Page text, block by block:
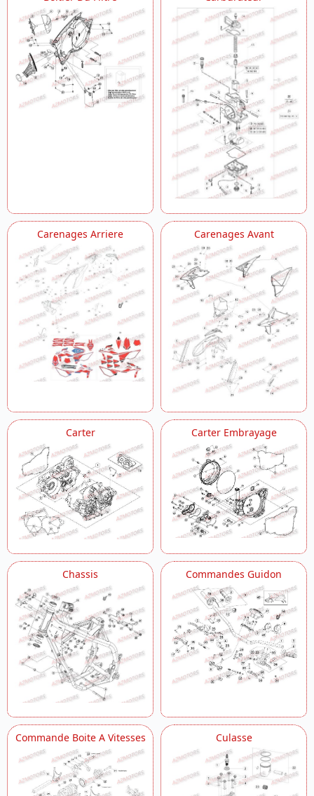
Carenages Arriere Carenages Avant
Carter Carter Embrayage
Chassis Commandes Guidon
Commande Boite A Vitesses Culasse